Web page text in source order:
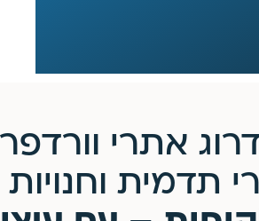
אתרי
תדמית וחנויות